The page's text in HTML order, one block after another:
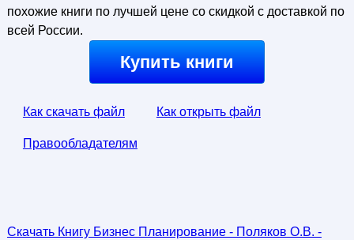
похожие книги по лучшей цене со скидкой с доставкой по
всей России.
Купить книги
Как скачать файл Как открыть файл
Правообладателям
Скачать Книгу Бизнес Планирование - Поляков О.В. -